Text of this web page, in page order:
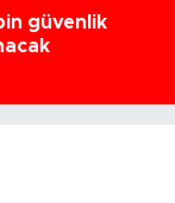
güvenlik